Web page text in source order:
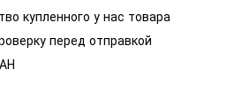
купленного у нас товара
перед отправкой